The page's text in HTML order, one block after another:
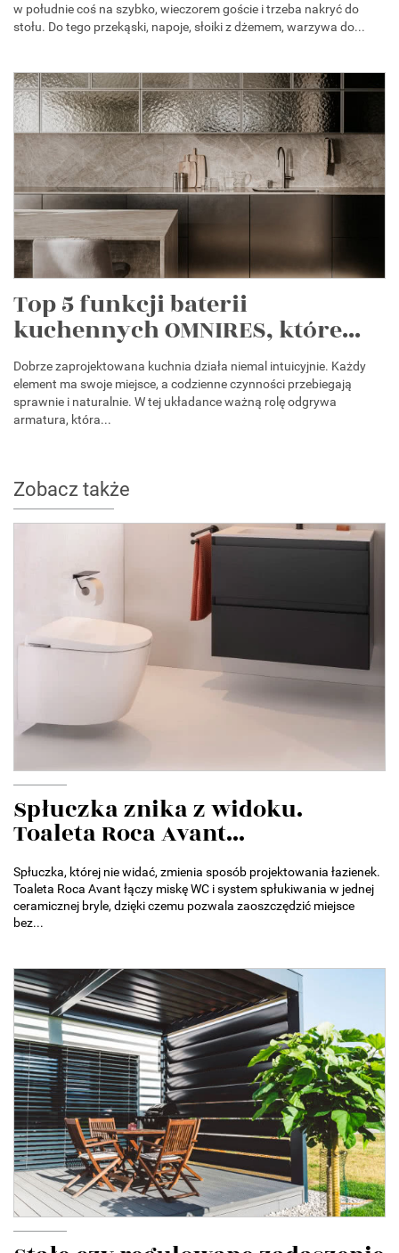
w południe coś na szybko, wieczorem goście i trzeba nakryć do
stołu. Do tego przekąski, napoje, słoiki z dżemem, warzywa do...
Top 5 funkcji baterii
kuchennych OMNIRES, które...
Dobrze zaprojektowana kuchnia działa niemal intuicyjnie. Każdy
element ma swoje miejsce, a codzienne czynności przebiegają
sprawnie i naturalnie. W tej układance ważną rolę odgrywa
armatura, która...
Zobacz także
Spłuczka znika z widoku.
Toaleta Roca Avant...
Spłuczka, której nie widać, zmienia sposób projektowania łazienek.
Toaleta Roca Avant łączy miskę WC i system spłukiwania w jednej
ceramicznej bryle, dzięki czemu pozwala zaoszczędzić miejsce
bez...